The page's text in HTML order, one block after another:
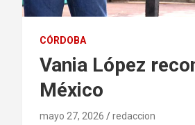
CÓRDOBA
Vania López
México
mayo 27, 2026 redaccion